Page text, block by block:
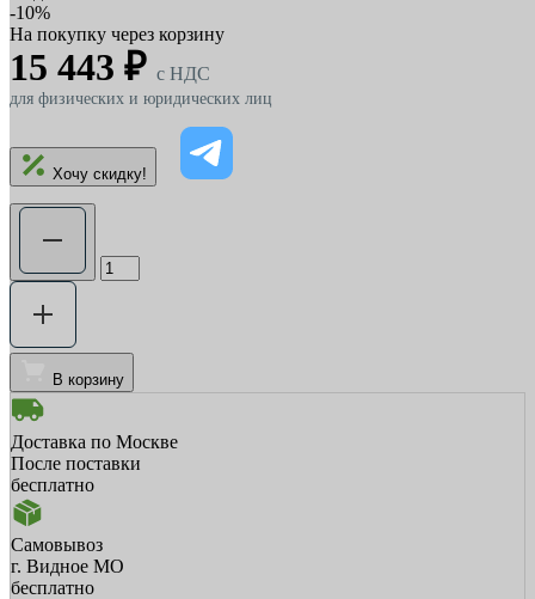
-10%
На покупку через корзину
15 443 ₽ c НДС
для физических и юридических лиц
Хочу скидку!
В корзину
Доставка по Москве
После поставки
бесплатно
Самовывоз
г. Видное МО
бесплатно